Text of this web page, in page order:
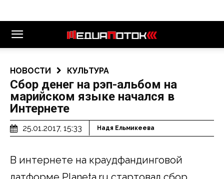
НОВОСТИ КУЛЬТУРА
Сбор денег на рэп-альбом на
марийском языке начался в
Интернете
25.01.2017, 15:33 Надя Ельмикеева
В интернете на краудфандинговой